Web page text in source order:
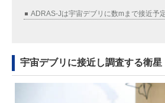
ADRAS-Jは宇宙デブリに数mまで接近予
宇宙デブリに接近し調査する衛星